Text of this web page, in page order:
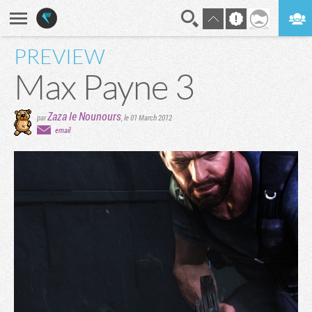
PREVIEW
Max Payne 3
parZaza le Nounours,le 01 March 2012
email